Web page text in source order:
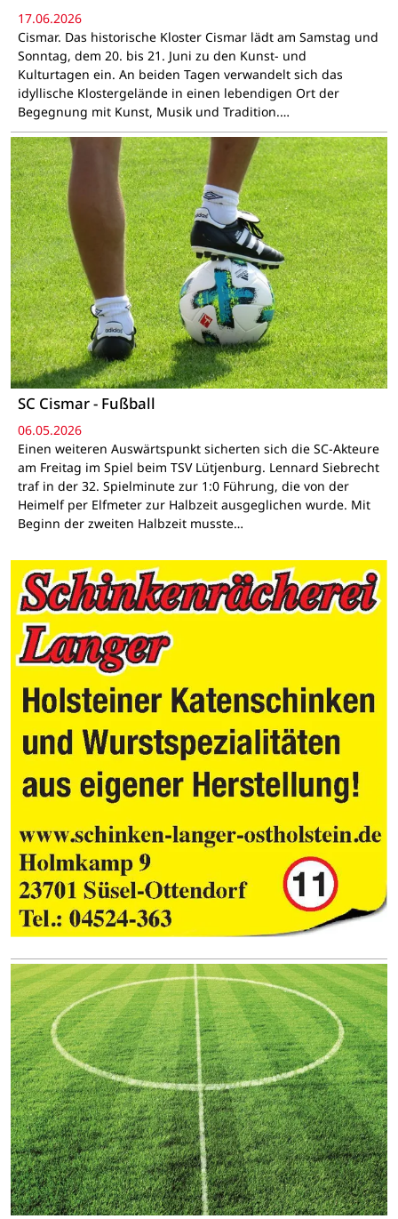
17.06.2026
Cismar. Das historische Kloster Cismar lädt am Samstag und
Sonntag, dem 20. bis 21. Juni zu den Kunst- und
Kulturtagen ein. An beiden Tagen verwandelt sich das
idyllische Klostergelände in einen lebendigen Ort der
Begegnung mit Kunst, Musik und Tradition.…
SC Cismar - Fußball
06.05.2026
Einen weiteren Auswärtspunkt sicherten sich die SC-Akteure
am Freitag im Spiel beim TSV Lütjenburg. Lennard Siebrecht
traf in der 32. Spielminute zur 1:0 Führung, die von der
Heimelf per Elfmeter zur Halbzeit ausgeglichen wurde. Mit
Beginn der zweiten Halbzeit musste…